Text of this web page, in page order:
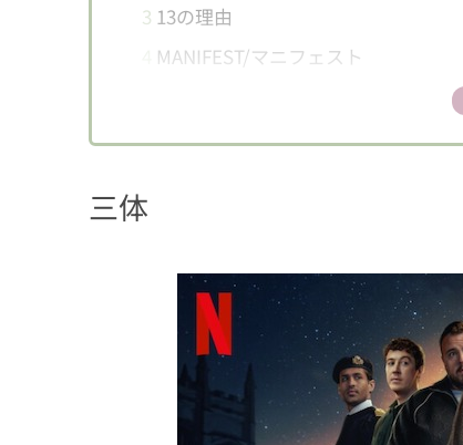
3 13の理由
MANIFEST/マニフェスト
6ブラザーズ・サン
8
オルタード・カーボン
コブラ会
Lupin/ルパン
エリート
三体